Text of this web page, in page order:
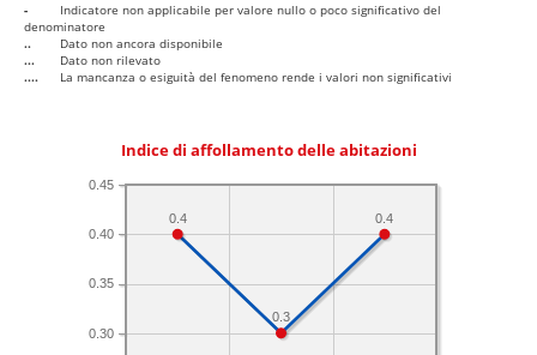
-
Indicatore non applicabile per valore nullo o poco significativo del
denominatore
..
Dato non ancora disponibile
...
Dato non rilevato
....
La mancanza o esiguità del fenomeno rende i valori non significativi
Indice di affollamento delle abitazioni
0.30
0.35
0.40
0.45
0.4
0.3
0.4